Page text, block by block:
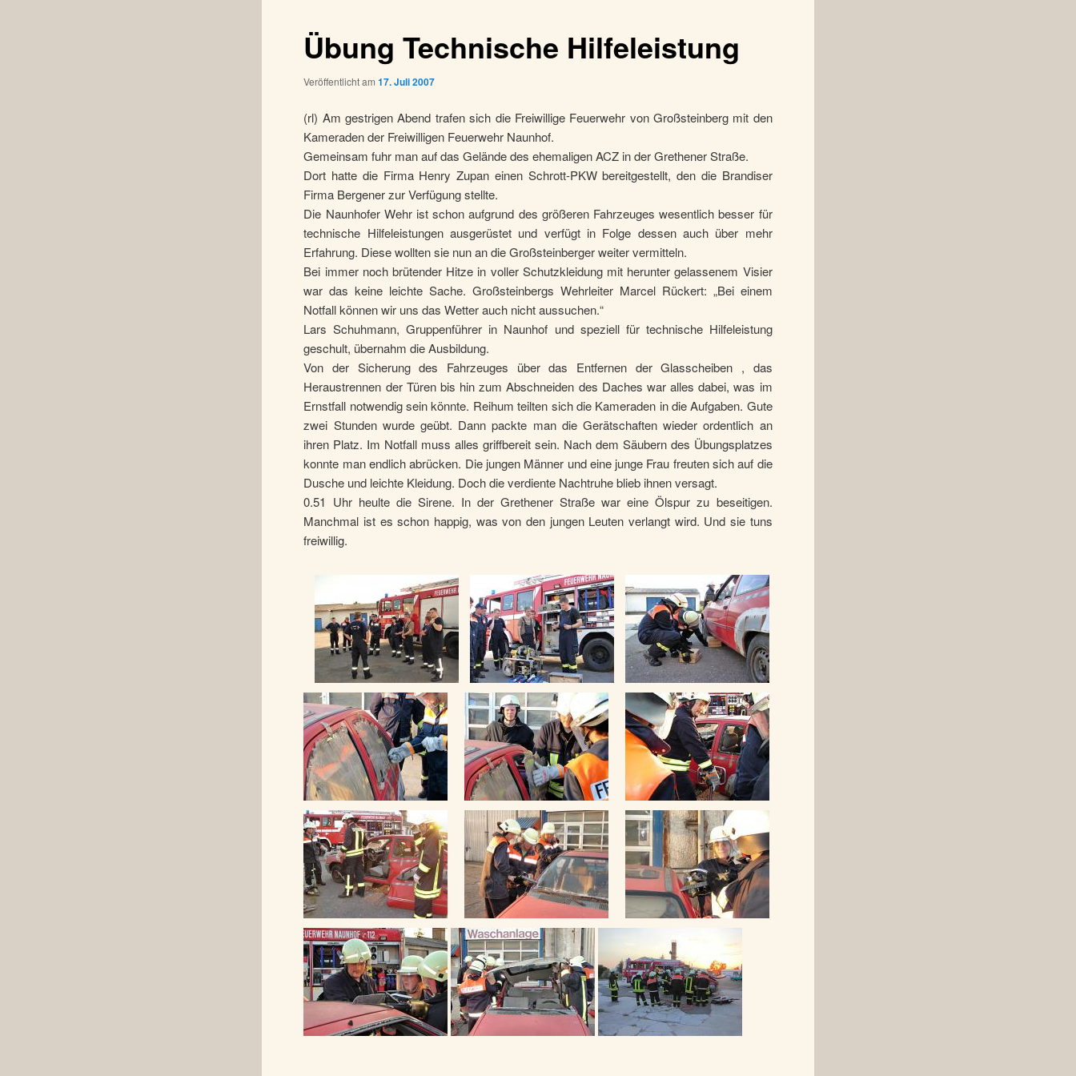
Übung Technische Hilfeleistung
Veröffentlicht am17. Juli 2007
(rl) Am gestrigen Abend trafen sich die Freiwillige Feuerwehr von Großsteinberg mit den
Kameraden der Freiwilligen Feuerwehr Naunhof.
Gemeinsam fuhr man auf das Gelände des ehemaligen ACZ in der Grethener Straße.
Dort hatte die Firma Henry Zupan einen Schrott-PKW bereitgestellt, den die Brandiser
Firma Bergener zur Verfügung stellte.
Die Naunhofer Wehr ist schon aufgrund des größeren Fahrzeuges wesentlich besser für
technische Hilfeleistungen ausgerüstet und verfügt in Folge dessen auch über mehr
Erfahrung. Diese wollten sie nun an die Großsteinberger weiter vermitteln.
Bei immer noch brütender Hitze in voller Schutzkleidung mit herunter gelassenem Visier
war das keine leichte Sache. Großsteinbergs Wehrleiter Marcel Rückert: „Bei einem
Notfall können wir uns das Wetter auch nicht aussuchen.“
Lars Schuhmann, Gruppenführer in Naunhof und speziell für technische Hilfeleistung
geschult, übernahm die Ausbildung.
Von der Sicherung des Fahrzeuges über das Entfernen der Glasscheiben , das
Heraustrennen der Türen bis hin zum Abschneiden des Daches war alles dabei, was im
Ernstfall notwendig sein könnte. Reihum teilten sich die Kameraden in die Aufgaben. Gute
zwei Stunden wurde geübt. Dann packte man die Gerätschaften wieder ordentlich an
ihren Platz. Im Notfall muss alles griffbereit sein. Nach dem Säubern des Übungsplatzes
konnte man endlich abrücken. Die jungen Männer und eine junge Frau freuten sich auf die
Dusche und leichte Kleidung. Doch die verdiente Nachtruhe blieb ihnen versagt.
0.51 Uhr heulte die Sirene. In der Grethener Straße war eine Ölspur zu beseitigen.
Manchmal ist es schon happig, was von den jungen Leuten verlangt wird. Und sie tuns
freiwillig.